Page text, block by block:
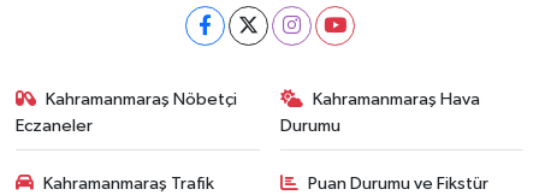
Kahramanmaraş Nöbetçi
Eczaneler
Kahramanmaraş Hava
Durumu
Kahramanmaraş Trafik
Puan Durumu ve Fikstür